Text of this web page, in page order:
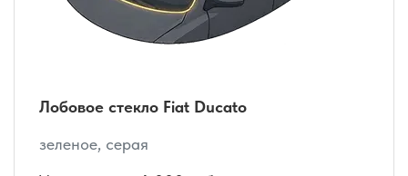
Лобовое стекло Fiat Ducato
зеленое, серая